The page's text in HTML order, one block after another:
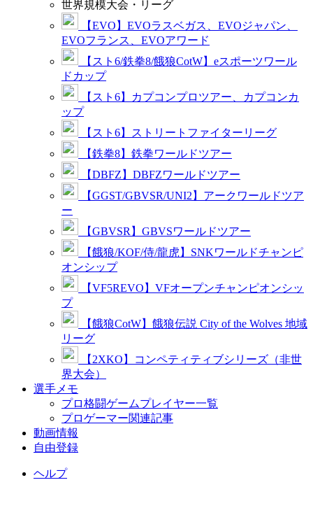
世界規模大会・リーグ
【EVO】EVOラスベガス、EVOジャパン、
EVOフランス、EVOアワード
【スト6/鉄拳8/餓狼CotW】eスポーツワール
ドカップ
【スト6】カプコンプロツアー、カプコンカ
ップ
【スト6】ストリートファイターリーグ
【鉄拳8】鉄拳ワールドツアー
【DBFZ】DBFZワールドツアー
【GGST/GBVSR/UNI2】アークワールドツア
ー
【GBVSR】GBVSワールドツアー
【餓狼/KOF/侍/龍虎】SNKワールドチャンピ
オンシップ
【VF5REVO】VFオープンチャンピオンシッ
プ
【餓狼CotW】餓狼伝説 City of the Wolves 地域
リーグ
【2XKO】コンペティティブシリーズ（非世
界大会）
選手メモ
プロ格闘ゲームプレイヤー一覧
プロゲーマー関連記事
動画情報
自由登録
ヘルプ